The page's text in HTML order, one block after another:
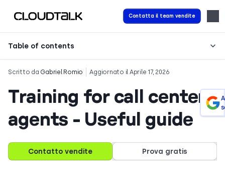
Contatta il team vendite
Table of contents
Scritto da Gabriel Romio Aggiornato il Aprile 17, 2026
Training for call center
agents - Useful guide
Contatto vendite Prova gratis